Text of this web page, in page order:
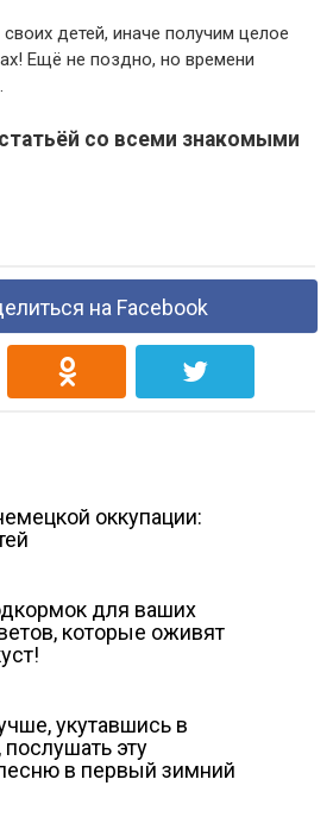
детей, иначе получим целое
Ещё не поздно, но времени
со всеми знакомыми
на Facebook
оккупации:
для ваших
которые оживят
укутавшись в
эту
в первый зимний